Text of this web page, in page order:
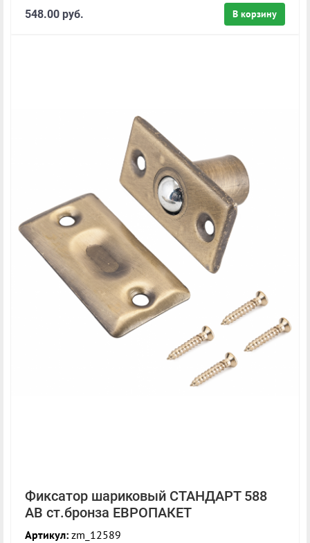
В корзину
548.00 руб.
Фиксатор шариковый СТАНДАРТ 588
AB ст.бронза ЕВРОПАКЕТ
Артикул: zm_12589